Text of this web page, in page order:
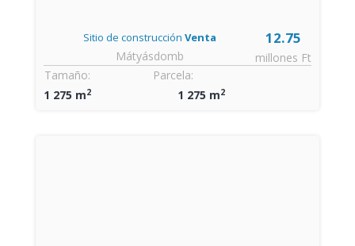
12.75
millones Ft
Sitio de construcción Venta
Mátyásdomb
Tamaño:
1 275 m2
Parcela:
1 275 m2